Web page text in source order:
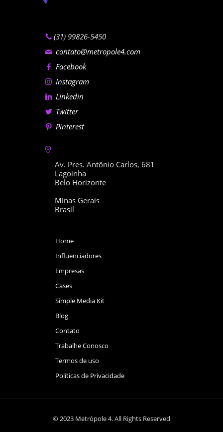
(31) 99826-5450
contato@metropole4.com
Facebook
Instagram
Linkedin
Twitter
Pinterest
Av. Pres. Antônio Carlos, 681
Lagoinha
Belo Horizonte
Minas Gerais
Brasil
Home
Influenciadores
Empresas
Cases
Simple Media Kit
Blog
Contato
Trabalhe Conosco
Termos de uso
Políticas de Privacidade
© 2023 Metrópole 4. All Rights Reserved